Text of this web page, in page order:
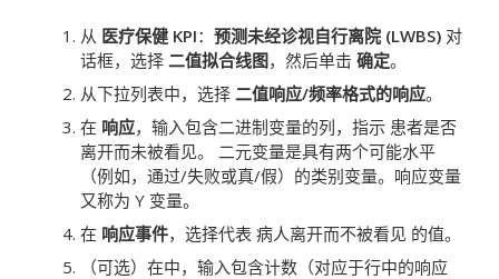
从 医疗保健 KPI： 预测未经诊视自行离院 (LWBS) 对
话框，选择 二值拟合线图，然后单击 确定。
从下拉列表中，选择 二值响应/频率格式的响应。
在 响应，输入包含二进制变量的列，指示 患者是否
离开而未被看见。
二元变量是具有两个可能水平
（例如，通过/失败或真/假）的类别变量。响应变量
又称为 Y 变量。
在 响应事件，选择代表 病人离开而不被看见 的值。
（可选）在中，输入包含计数（对应于行中的响应